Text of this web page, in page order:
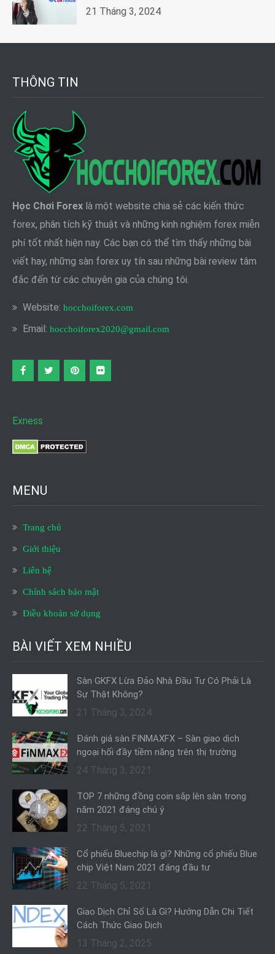
21 Tháng 3, 2024
THÔNG TIN
Học Chơi Forex là một website chia sẻ các kiến thức
forex, phân tích kỹ thuật và những kinh nghiệm forex miễn
phí tốt nhất hiện nay. Các bạn có thể tìm thấy những bài
viết hay, những sàn forex uy tín sau những bài review tâm
đắc đến từ các chuyên gia của chúng tôi.
Website: hocchoiforex.com
Email: hocchoiforex2020@gmail.com
Exness
MENU
Trang chủ
Giới thiệu
Liên hệ
Chính sách bảo mật
Điều khoản sử dụng
BÀI VIẾT XEM NHIỀU
Sàn GKFX Lừa Đảo Nhà Đầu Tư Có Phải Là
Sự Thật Không?
21 Tháng 3, 2024
Đánh giá sàn FINMAXFX – Sàn giao dịch
ngoại hối đầy tiềm năng trên thị trường
24 Tháng 3, 2021
TOP 7 những đồng coin sắp lên sàn trong
năm 2021 đáng chú ý
22 Tháng 5, 2021
Cổ phiếu Bluechip là gì? Những cổ phiếu Blue
chip Việt Nam 2021 đáng đầu tư
22 Tháng 5, 2021
Giao Dịch Chỉ Số Là Gì? Hướng Dẫn Chi Tiết
Cách Thức Giao Dịch
13 Tháng 2, 2025